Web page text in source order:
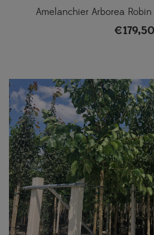
Amelanchier Arborea
€179,50